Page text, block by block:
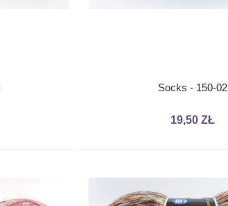
Socks - 150-02
19,50 ZŁ